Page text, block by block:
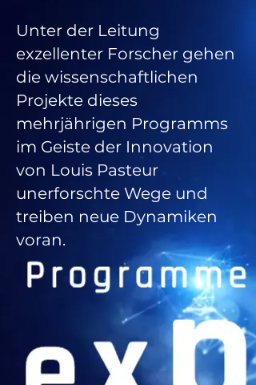
Unter der Leitung
exzellenter Forscher gehen
die wissenschaftlichen
Projekte dieses
mehrjährigen Programms
im Geiste der Innovation
von Louis Pasteur
unerforschte Wege und
treiben neue Dynamiken
voran.